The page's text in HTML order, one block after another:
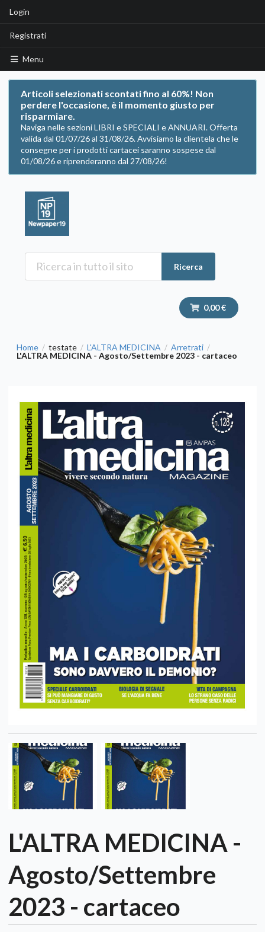
Login
Registrati
Menu
Articoli selezionati scontati fino al 60%! Non
perdere l'occasione, è il momento giusto per
risparmiare.
Naviga nelle sezioni LIBRI e SPECIALI e ANNUARI. Offerta
valida dal 01/07/26 al 31/08/26. Avvisiamo la clientela che le
consegne per i prodotti cartacei saranno sospese dal
01/08/26 e riprenderanno dal 27/08/26!
Ricerca
0,00 €
Home / testate / L'ALTRA MEDICINA / Arretrati /
L'ALTRA MEDICINA - Agosto/Settembre 2023 - cartaceo
L'ALTRA MEDICINA -
Agosto/Settembre
2023 - cartaceo